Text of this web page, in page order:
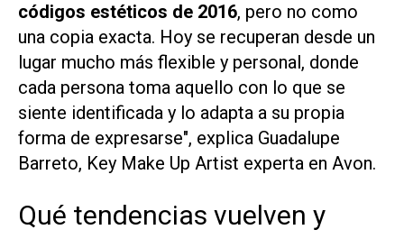
códigos estéticos de 2016, pero no como
una copia exacta. Hoy se recuperan desde un
lugar mucho más flexible y personal, donde
cada persona toma aquello con lo que se
siente identificada y lo adapta a su propia
forma de expresarse", explica Guadalupe
Barreto, Key Make Up Artist experta en Avon.
Qué tendencias vuelven y